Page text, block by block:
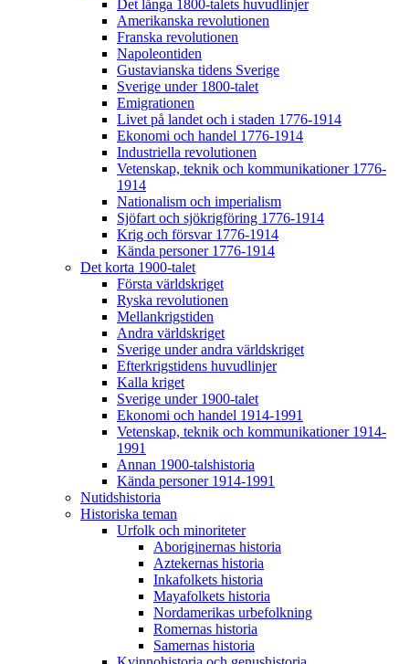
Det långa 1800-talets huvudlinjer
Amerikanska revolutionen
Franska revolutionen
Napoleontiden
Gustavianska tidens Sverige
Sverige under 1800-talet
Emigrationen
Livet på landet och i staden 1776-1914
Ekonomi och handel 1776-1914
Industriella revolutionen
Vetenskap, teknik och kommunikationer 1776-
1914
Nationalism och imperialism
Sjöfart och sjökrigföring 1776-1914
Krig och försvar 1776-1914
Kända personer 1776-1914
Det korta 1900-talet
Första världskriget
Ryska revolutionen
Mellankrigstiden
Andra världskriget
Sverige under andra världskriget
Efterkrigstidens huvudlinjer
Kalla kriget
Sverige under 1900-talet
Ekonomi och handel 1914-1991
Vetenskap, teknik och kommunikationer 1914-
1991
Annan 1900-talshistoria
Kända personer 1914-1991
Nutidshistoria
Historiska teman
Urfolk och minoriteter
Aboriginernas historia
Aztekernas historia
Inkafolkets historia
Mayafolkets historia
Nordamerikas urbefolkning
Romernas historia
Samernas historia